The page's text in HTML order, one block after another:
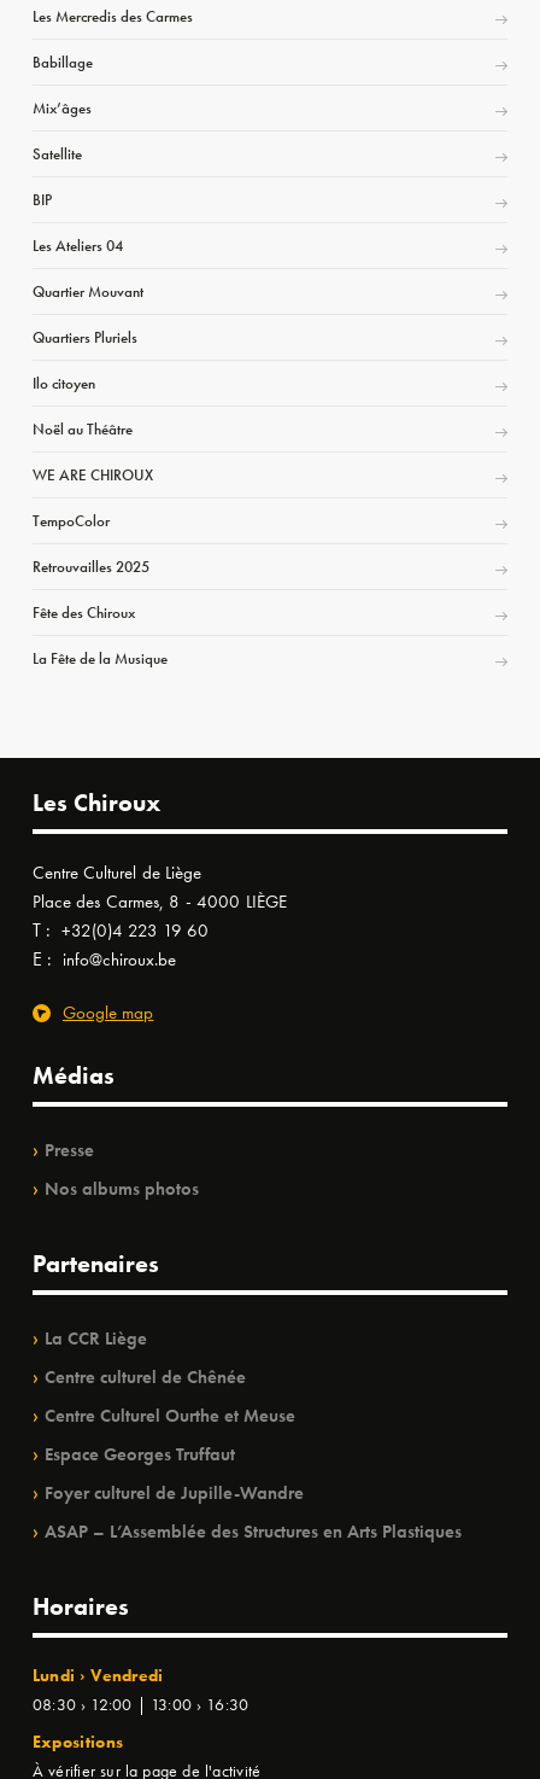
Les Mercredis des Carmes
Babillage
Mix’âges
Satellite
BIP
Les Ateliers 04
Quartier Mouvant
Quartiers Pluriels
Ilo citoyen
Noël au Théâtre
WE ARE CHIROUX
TempoColor
Retrouvailles 2025
Fête des Chiroux
La Fête de la Musique
Les Chiroux
Centre Culturel de Liège
Place des Carmes, 8 - 4000 LIÈGE
T : +32(0)4 223 19 60
E : info@chiroux.be
Google map
Médias
Presse
Nos albums photos
Partenaires
La CCR Liège
Centre culturel de Chênée
Centre Culturel Ourthe et Meuse
Espace Georges Truffaut
Foyer culturel de Jupille-Wandre
ASAP – L’Assemblée des Structures en Arts Plastiques
Horaires
Lundi › Vendredi
08:30 › 12:00 | 13:00 › 16:30
Expositions
À vérifier sur la page de l'activité